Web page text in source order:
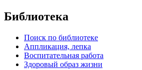
Библиотека
Поиск по библиотеке
Аппликация, лепка
Воспитательная работа
Здоровый образ жизни